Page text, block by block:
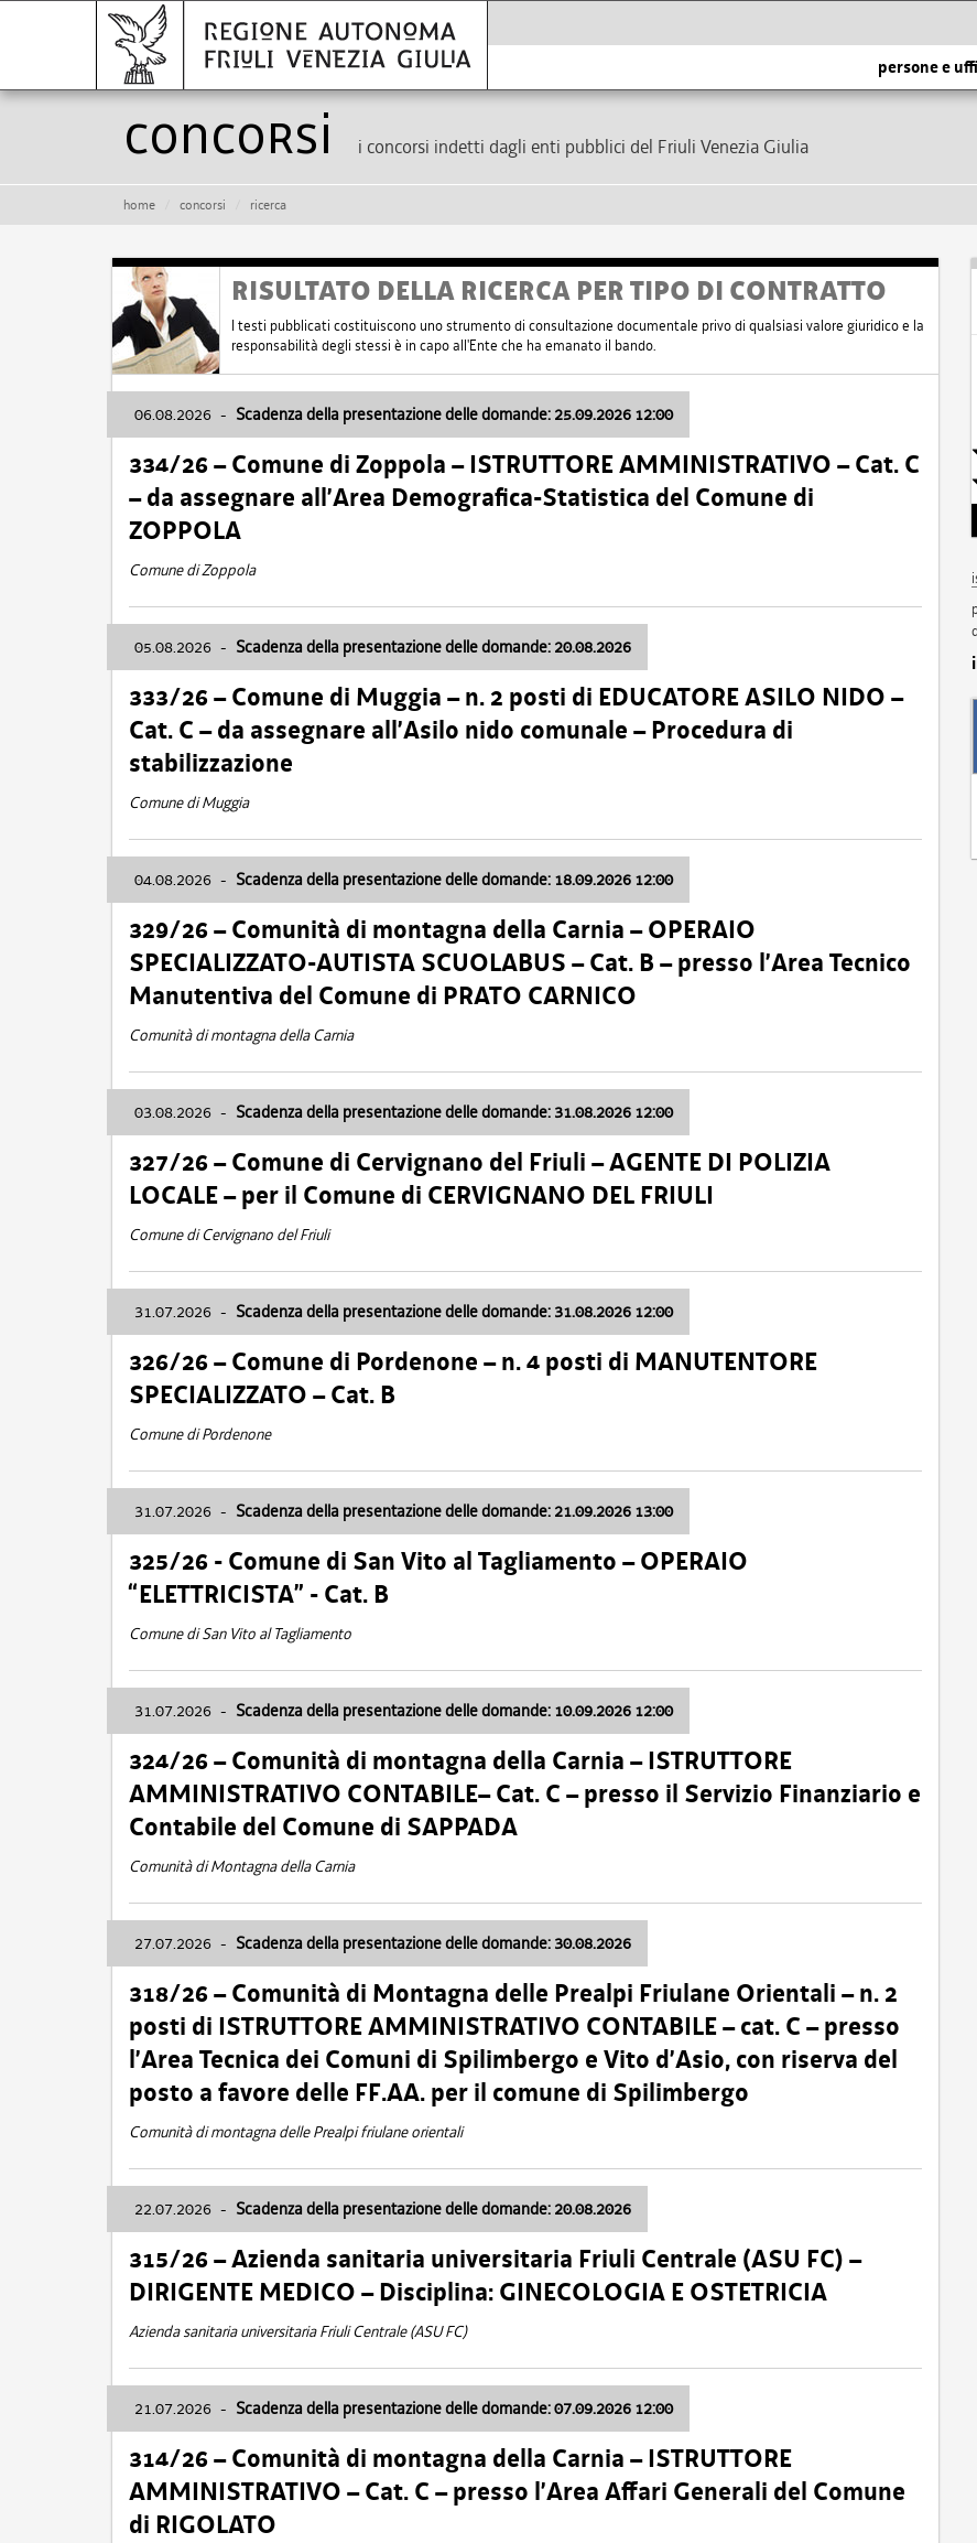
persone e
Concorsi i concorsi indetti dagli enti pubblici del Friuli Venezia Giulia
home concorsi ricerca
RISULTATO DELLA RICERCA PER TIPO DI CONTRATTO
I testi pubblicati costituiscono uno strumento di consultazione documentale privo di qualsiasi valore giuridico e la
responsabilità degli stessi è in capo all'Ente che ha emanato il bando.
06.08.2026 - Scadenza della presentazione delle domande: 25.09.2026 12:00
334/26 – Comune di Zoppola – ISTRUTTORE AMMINISTRATIVO – Cat. C
– da assegnare all’Area Demografica-Statistica del Comune di
ZOPPOLA
Comune di Zoppola
05.08.2026 - Scadenza della presentazione delle domande: 20.08.2026
333/26 – Comune di Muggia – n. 2 posti di EDUCATORE ASILO NIDO –
Cat. C – da assegnare all’Asilo nido comunale – Procedura di
stabilizzazione
Comune di Muggia
04.08.2026 - Scadenza della presentazione delle domande: 18.09.2026 12:00
329/26 – Comunità di montagna della Carnia – OPERAIO
SPECIALIZZATO-AUTISTA SCUOLABUS – Cat. B – presso l’Area Tecnico
Manutentiva del Comune di PRATO CARNICO
Comunità di montagna della Carnia
03.08.2026 - Scadenza della presentazione delle domande: 31.08.2026 12:00
327/26 – Comune di Cervignano del Friuli – AGENTE DI POLIZIA
LOCALE – per il Comune di CERVIGNANO DEL FRIULI
Comune di Cervignano del Friuli
31.07.2026 - Scadenza della presentazione delle domande: 31.08.2026 12:00
326/26 – Comune di Pordenone – n. 4 posti di MANUTENTORE
SPECIALIZZATO – Cat. B
Comune di Pordenone
31.07.2026 - Scadenza della presentazione delle domande: 21.09.2026 13:00
325/26 - Comune di San Vito al Tagliamento – OPERAIO
“ELETTRICISTA” - Cat. B
Comune di San Vito al Tagliamento
31.07.2026 - Scadenza della presentazione delle domande: 10.09.2026 12:00
324/26 – Comunità di montagna della Carnia – ISTRUTTORE
AMMINISTRATIVO CONTABILE– Cat. C – presso il Servizio Finanziario e
Contabile del Comune di SAPPADA
Comunità di Montagna della Carnia
27.07.2026 - Scadenza della presentazione delle domande: 30.08.2026
318/26 – Comunità di Montagna delle Prealpi Friulane Orientali – n. 2
posti di ISTRUTTORE AMMINISTRATIVO CONTABILE – cat. C – presso
l’Area Tecnica dei Comuni di Spilimbergo e Vito d’Asio, con riserva del
posto a favore delle FF.AA. per il comune di Spilimbergo
Comunità di montagna delle Prealpi friulane orientali
22.07.2026 - Scadenza della presentazione delle domande: 20.08.2026
315/26 – Azienda sanitaria universitaria Friuli Centrale (ASU FC) –
DIRIGENTE MEDICO – Disciplina: GINECOLOGIA E OSTETRICIA
Azienda sanitaria universitaria Friuli Centrale (ASU FC)
21.07.2026 - Scadenza della presentazione delle domande: 07.09.2026 12:00
314/26 – Comunità di montagna della Carnia – ISTRUTTORE
AMMINISTRATIVO – Cat. C – presso l’Area Affari Generali del Comune
di RIGOLATO